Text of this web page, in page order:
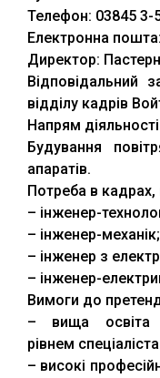
Телефон: 03845 3-
Електронна
Директор:
Відповідальний
відділу кадрів
Напрям
Будування
апаратів.
Потреба в кадрах,
– інженер-
– інженер-механік;
– інженер з
– інженер-
Вимоги до
– вища освіта
рівнем
– високі